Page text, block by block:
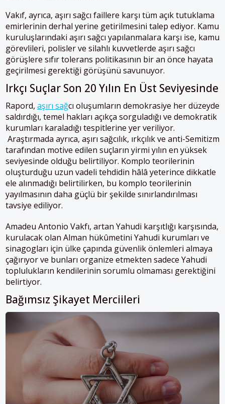
Vakıf, ayrıca, aşırı sağcı faillere karşı tüm açık tutuklama
emirlerinin derhal yerine getirilmesini talep ediyor. Kamu
kuruluşlarındaki aşırı sağcı yapılanmalara karşı ise, kamu
görevlileri, polisler ve silahlı kuvvetlerde aşırı sağcı
görüşlere sıfır tolerans politikasının bir an önce hayata
geçirilmesi gerektiği görüşünü savunuyor.
Irkçı Suçlar Son 20 Yılın En Üst Seviyesinde
Rapord, aşırı sağcı oluşumların demokrasiye her düzeyde
saldırdığı, temel hakları açıkça sorguladığı ve demokratik
kurumları karaladığı tespitlerine yer veriliyor.
Araştırmada ayrıca, aşırı sağcılık, ırkçılık ve anti-Semitizm
tarafından motive edilen suçların yirmi yılın en yüksek
seviyesinde olduğu belirtiliyor. Komplo teorilerinin
oluşturduğu uzun vadeli tehdidin hâlâ yeterince dikkatle
ele alınmadığı belirtilirken, bu komplo teorilerinin
yayılmasının daha güçlü bir şekilde sınırlandırılması
tavsiye ediliyor.
Amadeu Antonio Vakfı, artan Yahudi karşıtlığı karşısında,
kurulacak olan Alman hükûmetini Yahudi kurumları ve
sinagogları için ülke çapında güvenlik önlemleri almaya
çağırıyor ve bunları organize etmekten sadece Yahudi
toplulukların kendilerinin sorumlu olmaması gerektiğini
belirtiyor.
Bağımsız Şikayet Merciileri